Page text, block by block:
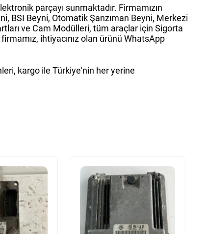
parçayı sunmaktadır. Firmamızın
BSI Beyni, Otomatik Şanzıman Beyni, Merkezi
ve Cam Modülleri, tüm araçlar için Sigorta
ihtiyacınız olan ürünü WhatsApp
kargo ile Türkiye'nin her yerine